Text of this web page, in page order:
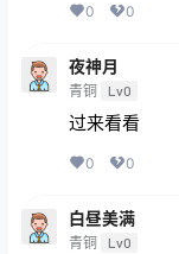
0 0
夜神月
青铜 Lv0
过来看看
0 0
白昼美满
青铜 Lv0